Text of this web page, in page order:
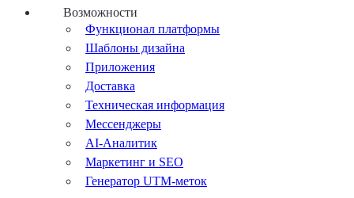
Возможности
Функционал платформы
Шаблоны дизайна
Приложения
Доставка
Техническая информация
Мессенджеры
AI-Аналитик
Маркетинг и SEO
Генератор UTM-меток